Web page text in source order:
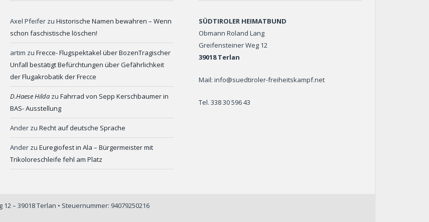
Axel Pfeifer zu Historische Namen bewahren – Wenn
schon faschistische löschen!
artim zu Frecce- Flugspektakel über BozenTragischer
Unfall bestätigt Befürchtungen über Gefährlichkeit
der Flugakrobatik der Frecce
D.Haese Hilda zu Fahrrad von Sepp Kerschbaumer in
BAS- Ausstellung
Ander zu Recht auf deutsche Sprache
Ander zu Euregiofest in Ala – Bürgermeister mit
Trikoloreschleife fehl am Platz
SÜDTIROLER HEIMATBUND
Obmann Roland Lang
Greifensteiner Weg 12
39018 Terlan
Mail: info@suedtiroler-freiheitskampf.net
Tel. 338 30 596 43
– 39018 Terlan • Steuernummer: 94079250216